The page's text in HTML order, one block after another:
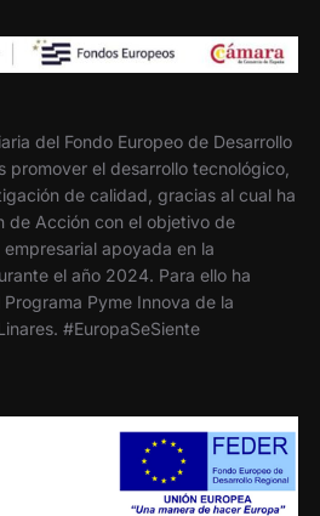
del Fondo Europeo de Desarrollo
promover el desarrollo tecnológico,
de calidad, gracias al cual ha
de Acción con el objetivo de
apoyada en la
el año 2024. Para ello ha
Pyme Innova de la
#EuropaSeSiente